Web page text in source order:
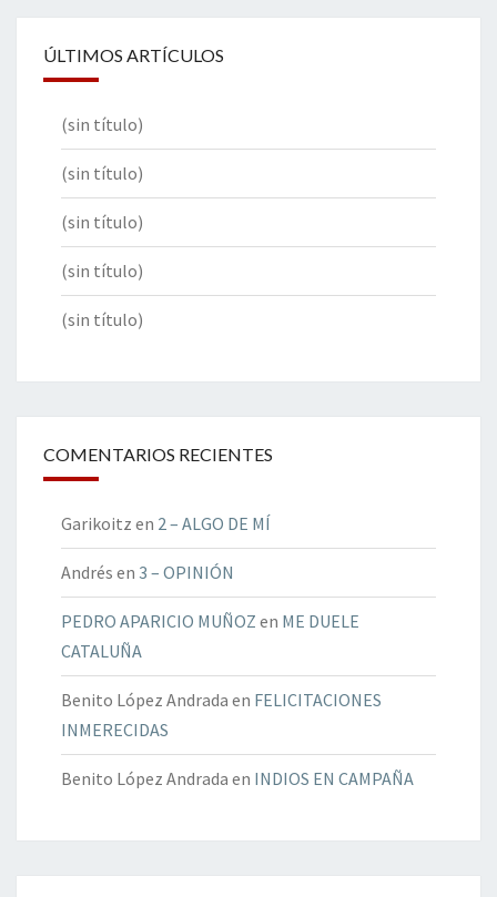
ÚLTIMOS ARTÍCULOS
(sin título)
(sin título)
(sin título)
(sin título)
(sin título)
COMENTARIOS RECIENTES
Garikoitz en 2 – ALGO DE MÍ
Andrés en 3 – OPINIÓN
PEDRO APARICIO MUÑOZ en ME DUELE
CATALUÑA
Benito López Andrada en FELICITACIONES
INMERECIDAS
Benito López Andrada en INDIOS EN CAMPAÑA